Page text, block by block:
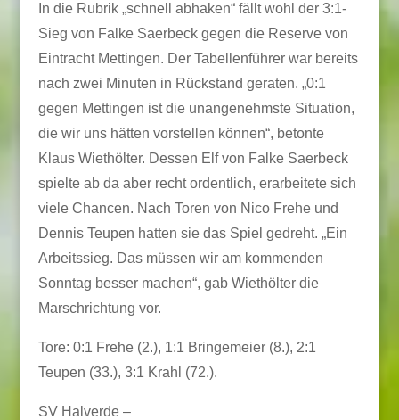
In die Rubrik „schnell abhaken“ fällt wohl der 3:1-
Sieg von Falke Saerbeck gegen die Reserve von
Eintracht Mettingen. Der Tabellenführer war bereits
nach zwei Minuten in Rückstand geraten. „0:1
gegen Mettingen ist die unangenehmste Situation,
die wir uns hätten vorstellen können“, betonte
Klaus Wiethölter. Dessen Elf von Falke Saerbeck
spielte ab da aber recht ordentlich, erarbeitete sich
viele Chancen. Nach Toren von Nico Frehe und
Dennis Teupen hatten sie das Spiel gedreht. „Ein
Arbeitssieg. Das müssen wir am kommenden
Sonntag besser machen“, gab Wiethölter die
Marschrichtung vor.
Tore: 0:1 Frehe (2.), 1:1 Bringemeier (8.), 2:1
Teupen (33.), 3:1 Krahl (72.).
SV Halverde –